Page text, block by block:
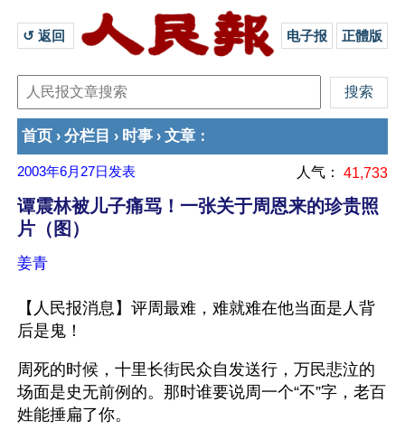
↺ 返回 电子报 正體版
首页 › 分栏目 › 时事 › 文章 ：
2003年6月27日 发表 人气： 41,733
谭震林被儿子痛骂！一张关于周恩来的珍贵照
片（图）
姜青
【人民报消息】评周最难，难就难在他当面是人背
后是鬼！
周死的时候，十里长街民众自发送行，万民悲泣的
场面是史无前例的。那时谁要说周一个“不”字，老百
姓能捶扁了你。